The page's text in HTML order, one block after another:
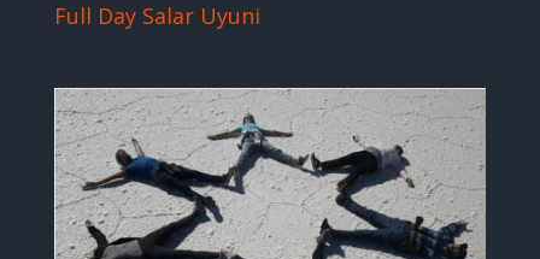
Full Day Salar Uyuni